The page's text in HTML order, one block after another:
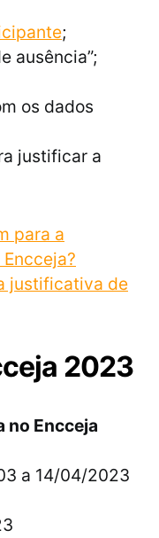
;
ausência”;
os dados
justificar a
para a
justificativa de
2023
no Encceja
a 14/04/2023